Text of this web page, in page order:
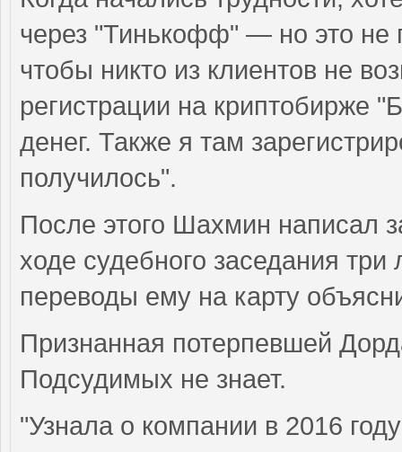
через "Тинькофф" — но это не
чтобы никто из клиентов не
регистрации на криптобирже
денег. Также я там
получилось".
После этого Шахмин написал
ходе судебного заседания
переводы ему на карту
Признанная потерпевшей
Подсудимых не знает.
"Узнала о компании в 2016